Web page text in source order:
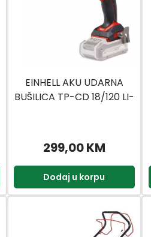
EINHELL AKU UDARNA
BUŠILICA TP-CD 18/120 LI-
299,00 KM
Dodaj u korpu